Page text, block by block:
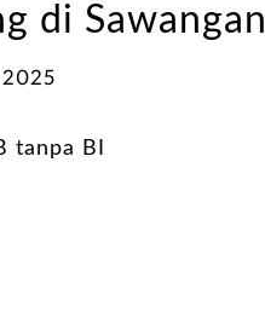
di Sawangan
2025